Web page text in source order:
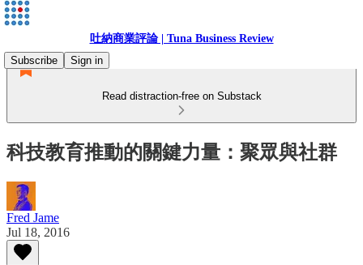
吐納商業評論 | Tuna Business Review
Subscribe
Sign in
Read distraction-free on Substack
科技教育推動的關鍵力量：聚眾與社群
Fred Jame
Jul 18, 2016